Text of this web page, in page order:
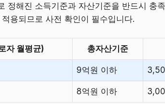
정해진 소득기준과 자산기준을 반드시 충
용되므로 사전 확인이 필수입니다.
자 월평균) 총자산기준
9억원 이하
8억원 이하